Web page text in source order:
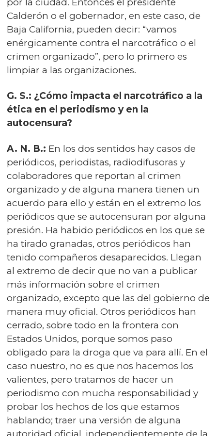
Calderón o el gobernador, en este caso, de
Baja California, pueden decir: “vamos
enérgicamente contra el narcotráfico o el
crimen organizado”, pero lo primero es
limpiar a las organizaciones.
G. S.: ¿Cómo impacta el narcotráfico a la
ética en el periodismo y en la
autocensura?
A. N. B.: En los dos sentidos hay casos de
periódicos, periodistas, radiodifusoras y
colaboradores que reportan al crimen
organizado y de alguna manera tienen un
acuerdo para ello y están en el extremo los
periódicos que se autocensuran por alguna
presión. Ha habido periódicos en los que se
ha tirado granadas, otros periódicos han
tenido compañeros desaparecidos. Llegan
al extremo de decir que no van a publicar
más información sobre el crimen
organizado, excepto que las del gobierno de
manera muy oficial. Otros periódicos han
cerrado, sobre todo en la frontera con
Estados Unidos, porque somos paso
obligado para la droga que va para allí. En el
caso nuestro, no es que nos hacemos los
valientes, pero tratamos de hacer un
periodismo con mucha responsabilidad y
probar los hechos de los que estamos
hablando; traer una versión de alguna